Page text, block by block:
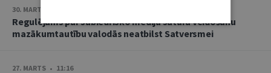
30. MARTS • 13:38
Regulējums par sabiedrisko mediju satura veidošanu
mazākumtautību valodās neatbilst Satversmei
27. MARTS • 11:16